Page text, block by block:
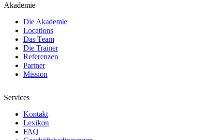
Akademie
Die Akademie
Locations
Das Team
Die Trainer
Referenzen
Partner
Mission
Services
Kontakt
Lexikon
FAQ